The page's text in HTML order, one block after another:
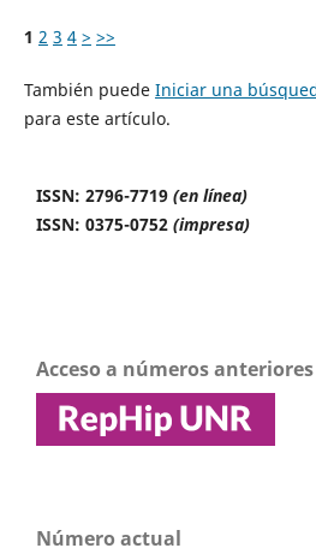
1 2 3 4 > >>
También puede Iniciar una
para este artículo.
ISSN: 2796-7719 (en línea)
ISSN: 0375-0752 (impresa)
Acceso a números anteriores
Número actual